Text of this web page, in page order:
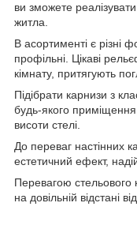
ви зможете
житла.
В асортименті є різні
профільні. Цікаві
кімнату, притягують
Підібрати карнизи з
будь-якого
висоти стелі.
До переваг настінних
естетичний ефект,
Перевагою стельового
на довільній відстані